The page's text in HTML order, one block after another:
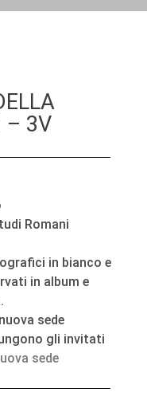
– 3V
Romani
in bianco e
in album e
sede
gli invitati
sede